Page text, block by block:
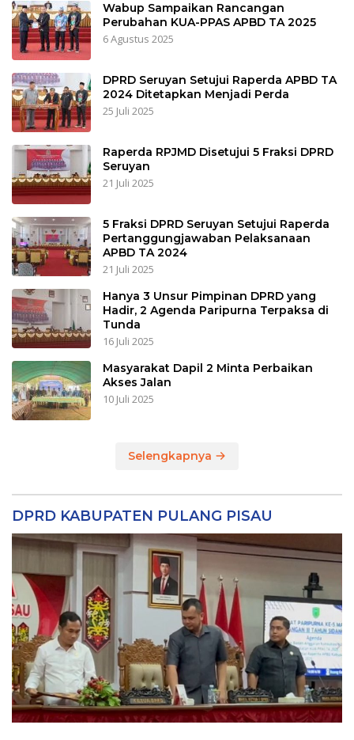
Wabup Sampaikan Rancangan
Perubahan KUA-PPAS APBD TA 2025
6 Agustus 2025
DPRD Seruyan Setujui Raperda APBD TA
2024 Ditetapkan Menjadi Perda
25 Juli 2025
Raperda RPJMD Disetujui 5 Fraksi DPRD
Seruyan
21 Juli 2025
5 Fraksi DPRD Seruyan Setujui Raperda
Pertanggungjawaban Pelaksanaan
APBD TA 2024
21 Juli 2025
Hanya 3 Unsur Pimpinan DPRD yang
Hadir, 2 Agenda Paripurna Terpaksa di
Tunda
16 Juli 2025
Masyarakat Dapil 2 Minta Perbaikan
Akses Jalan
10 Juli 2025
Selengkapnya
DPRD KABUPATEN PULANG PISAU